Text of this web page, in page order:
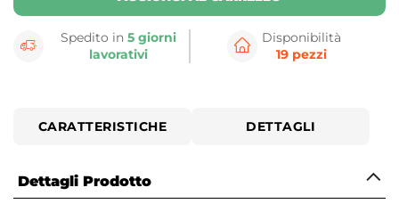
Spedito in5 giorni
lavorativi
Disponibilità
19 pezzi
CARATTERISTICHE DETTAGLI
Dettagli Prodotto